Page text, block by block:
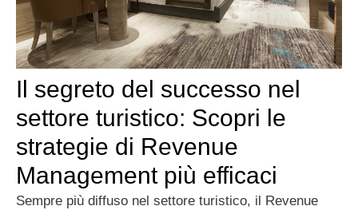
Il segreto del successo nel
settore turistico: Scopri le
strategie di Revenue
Management più efficaci
Sempre più diffuso nel settore turistico, il Revenue